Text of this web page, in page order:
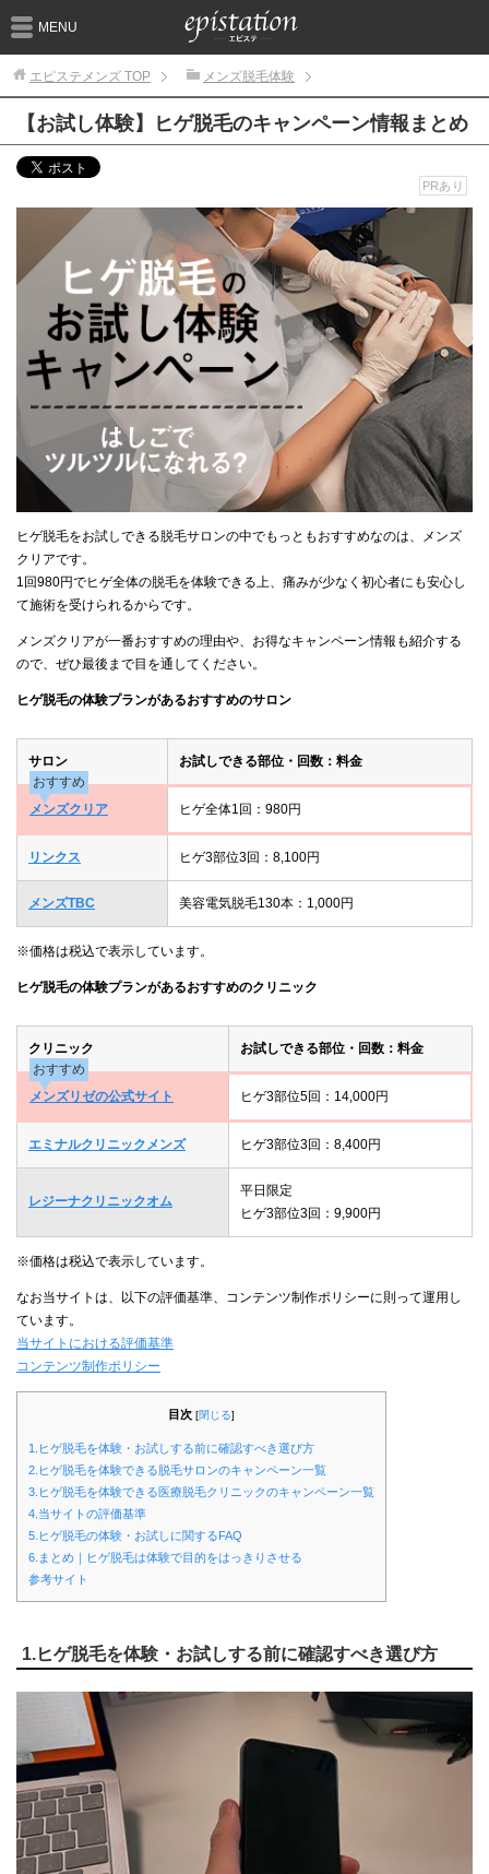
MENU
エピステメンズ TOP メンズ脱毛体験
【お試し体験】ヒゲ脱毛のキャンペーン情報まとめ
PRあり
ヒゲ脱毛をお試しできる脱毛サロンの中でもっともおすすめなのは、メンズ
クリアです。
1回980円でヒゲ全体の脱毛を体験できる上、痛みが少なく初心者にも安心し
て施術を受けられるからです。
メンズクリアが一番おすすめの理由や、お得なキャンペーン情報も紹介する
ので、ぜひ最後まで目を通してください。
ヒゲ脱毛の体験プランがあるおすすめのサロン
サロン
お試しできる部位・回数：料金
おすすめ
メンズクリア
ヒゲ全体1回：980円
リンクス ヒゲ3部位3回：8,100円
メンズTBC 美容電気脱毛130本：1,000円
※価格は税込で表示しています。
ヒゲ脱毛の体験プランがあるおすすめのクリニック
クリニック
お試しできる部位・回数：料金
おすすめ
メンズリゼの公式サイト
ヒゲ3部位5回：14,000円
エミナルクリニックメンズ ヒゲ3部位3回：8,400円
レジーナクリニックオム
平日限定
ヒゲ3部位3回：9,900円
※価格は税込で表示しています。
なお当サイトは、以下の評価基準、コンテンツ制作ポリシーに則って運用し
ています。
当サイトにおける評価基準
コンテンツ制作ポリシー
目次 [閉じる]
1.ヒゲ脱毛を体験・お試しする前に確認すべき選び方
2.ヒゲ脱毛を体験できる脱毛サロンのキャンペーン一覧
3.ヒゲ脱毛を体験できる医療脱毛クリニックのキャンペーン一覧
4.当サイトの評価基準
5.ヒゲ脱毛の体験・お試しに関するFAQ
6.まとめ｜ヒゲ脱毛は体験で目的をはっきりさせる
参考サイト
1.ヒゲ脱毛を体験・お試しする前に確認すべき選び方